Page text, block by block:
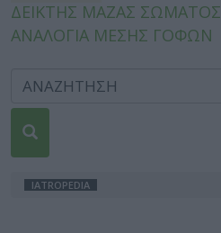
ΔΕΙΚΤΗΣ ΜΑΖΑΣ ΣΩΜΑΤΟΣ
ΑΝΑΛΟΓΙΑ ΜΕΣΗΣ ΓΟΦΩΝ
IATROPEDIA